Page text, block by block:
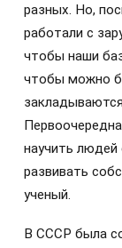
разных. Но,
работали с
чтобы наши
чтобы можно
научить людей
развивать
ученый.
В СССР была